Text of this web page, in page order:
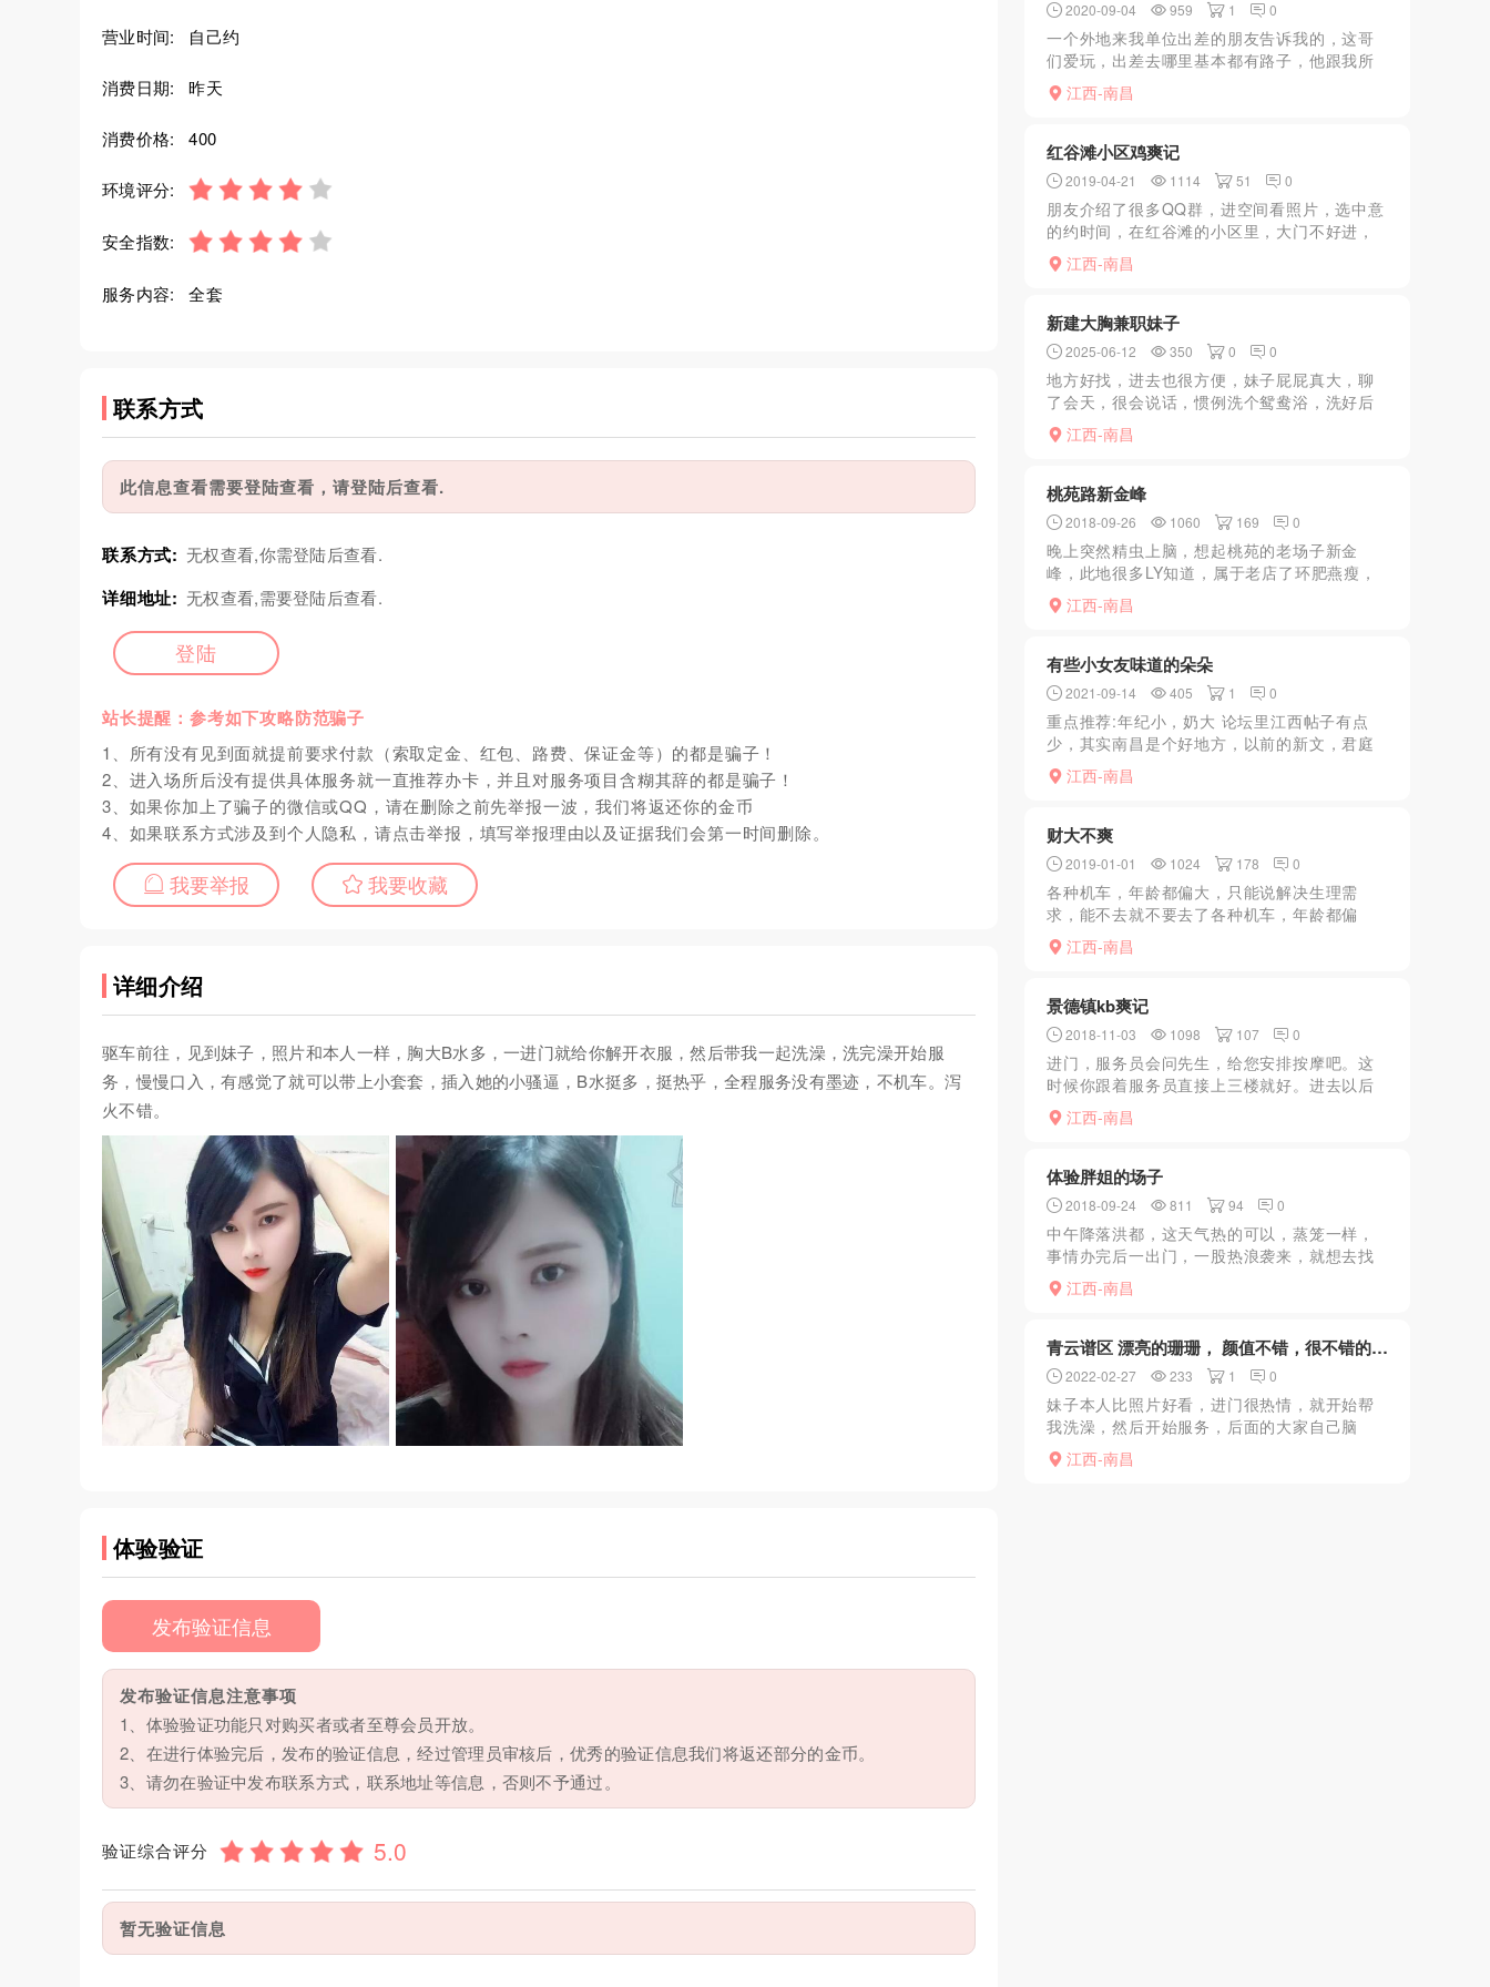
营业时间: 自己约
消费日期: 昨天
消费价格: 400
环境评分:
安全指数:
服务内容: 全套
联系方式
此信息查看需要登陆查看，请登陆后查看.
联系方式: 无权查看,你需登陆后查看.
详细地址: 无权查看,需要登陆后查看.
登陆
站长提醒：参考如下攻略防范骗子
1、所有没有见到面就提前要求付款（索取定金、红包、路费、保证金等）的都是骗子！
2、进入场所后没有提供具体服务就一直推荐办卡，并且对服务项目含糊其辞的都是骗子！
3、如果你加上了骗子的微信或QQ，请在删除之前先举报一波，我们将返还你的金币
4、如果联系方式涉及到个人隐私，请点击举报，填写举报理由以及证据我们会第一时间删除。
我要举报 我要收藏
详细介绍
驱车前往，见到妹子，照片和本人一样，胸大B水多，一进门就给你解开衣服，然后带我一起洗澡，洗完澡开始服
务，慢慢口入，有感觉了就可以带上小套套，插入她的小骚逼，B水挺多，挺热乎，全程服务没有墨迹，不机车。泻
火不错。
体验验证
发布验证信息
发布验证信息注意事项
1、体验验证功能只对购买者或者至尊会员开放。
2、在进行体验完后，发布的验证信息，经过管理员审核后，优秀的验证信息我们将返还部分的金币。
3、请勿在验证中发布联系方式，联系地址等信息，否则不予通过。
验证综合评分
暂无验证信息
2020-09-04 959 1 0
一个外地来我单位出差的朋友告诉我的，这哥
们爱玩，出差去哪里基本都有路子，他跟我所
这妹子非常漂亮，给了我我联系方式，上周六
约了一下，长得确实不错，服务还可以，
江西-南昌
红谷滩小区鸡爽记
2019-04-21 1114 51 0
朋友介绍了很多QQ群，进空间看照片，选中意
的约时间，在红谷滩的小区里，大门不好进，
还问哪栋的，总不能说来P的吧，随便糊弄进去
了，到家见妹妹，比照片好看，照片非主流，
江西-南昌
新建大胸兼职妹子
2025-06-12 350 0 0
地方好找，进去也很方便，妹子屁屁真大，聊
了会天，很会说话，惯例洗个鸳鸯浴，洗好后
妹妹穿上了情趣装，然后躺着给服务，服务完
叫妹子趴着进入那感觉真的太爽了，干了一会
江西-南昌
桃苑路新金峰
2018-09-26 1060 169 0
晚上突然精虫上脑，想起桃苑的老场子新金
峰，此地很多LY知道，属于老店了环肥燕瘦，
各有所长，以前刚翻新的时候每到夜幕降临，
来玩的LY擦肩而过，络绎不绝，因为南昌拆迁
江西-南昌
有些小女友味道的朵朵
2021-09-14 405 1 0
重点推荐:年纪小，奶大 论坛里江西帖子有点
少，其实南昌是个好地方，以前的新文，君庭
啥的是真好玩，加上全市半套场数不胜数，可
惜了，跟东莞一样，好多年前被扒拉干净，后
江西-南昌
财大不爽
2019-01-01 1024 178 0
各种机车，年龄都偏大，只能说解决生理需
求，能不去就不要去了各种机车，年龄都偏
大，只能说解决生理需求，能不去就不要去了
各种机车，年龄都偏大，只能说解决生理需
江西-南昌
景德镇kb爽记
2018-11-03 1098 107 0
进门，服务员会问先生，给您安排按摩吧。这
时候你跟着服务员直接上三楼就好。进去以后
前两个都没相中，刚好旁边有个女的没有穿工
装，看着挺清纯路过，直接问她是不是做服务
江西-南昌
体验胖姐的场子
2018-09-24 811 94 0
中午降落洪都，这天气热的可以，蒸笼一样，
事情办完后一出门，一股热浪袭来，就想去找
地方泄泄火，联系之前就存的胖姐电话，说是
有新茶上市，可是没几天就被众LY搞到不行，
江西-南昌
青云谱区 漂亮的珊珊， 颜值不错，很不错的一次体验
2022-02-27 233 1 0
妹子本人比照片好看，进门很热情，就开始帮
我洗澡，然后开始服务，后面的大家自己脑
补，很不错的一次体验，整个过程让我有十分
的舒服。 重点推荐：颜值高
江西-南昌